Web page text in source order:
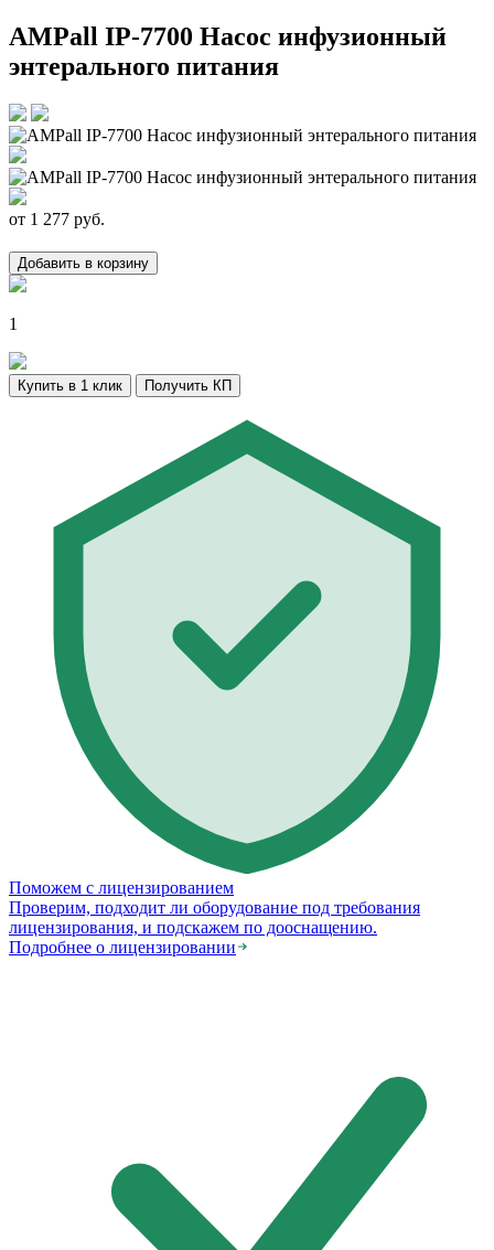
AMPall IP-7700 Насос инфузионный
энтерального питания
от 1 277 руб.
Добавить в корзину
1
Купить в 1 клик Получить КП
Поможем с лицензированием
Проверим, подходит ли оборудование под требования
лицензирования, и подскажем по дооснащению.
Подробнее о лицензировании